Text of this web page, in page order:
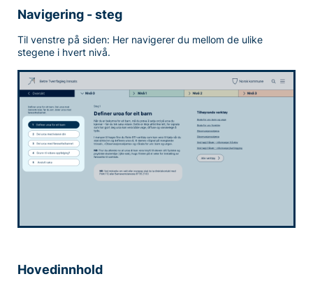
Navigering - steg
Til venstre på siden: Her navigerer du mellom de ulike
stegene i hvert nivå.
Hovedinnhold